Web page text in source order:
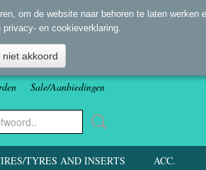
Sale/Aanbiedingen
TYRES AND INSERTS ACC.
om de website naar behoren te laten werken
en cookieverklaring.
niet akkoord